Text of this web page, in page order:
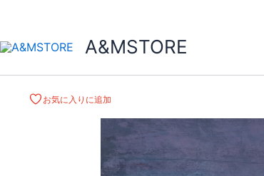
A&MSTORE
お気に入りに追加